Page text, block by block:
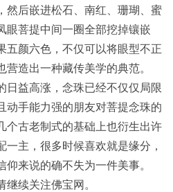
然后嵌进松石、南红、珊瑚、蜜
眼菩提中间一圈全部挖掉镶嵌
五颜六色，不仅可以将眼型不正
造出一种藏传美学的典范。
日益高涨，念珠已经不仅仅局限
动手能力强的朋友对菩提念珠的
个古老制式的基础上也衍生出许
主，很多时候喜欢就是缘分，
来说的确不失为一件美事。
续关注佛宝网。